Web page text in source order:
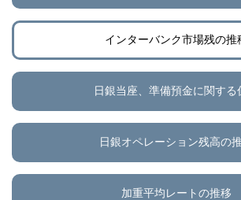
インターバンク市場残の推
日銀当座、準備預金に関する
日銀オペレーション残高の
加重平均レートの推移